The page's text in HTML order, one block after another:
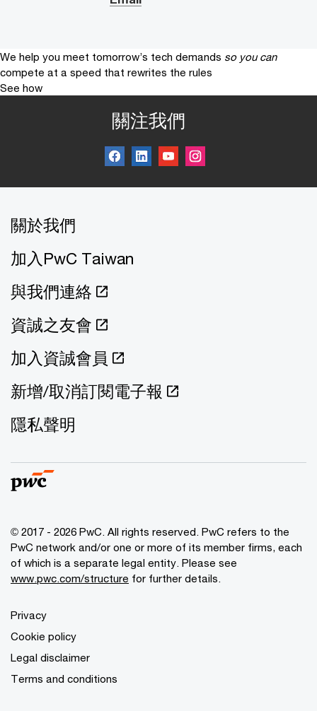
We help you meet tomorrow’s tech demands so you can
compete at a speed that rewrites the rules
See how
關注我們
關於我們
加入PwC Taiwan
與我們連絡
資誠之友會
加入資誠會員
新增/取消訂閱電子報
隱私聲明
© 2017 - 2026 PwC. All rights reserved. PwC refers to the
PwC network and/or one or more of its member firms, each
of which is a separate legal entity. Please see
www.pwc.com/structure for further details.
Privacy
Cookie policy
Legal disclaimer
Terms and conditions